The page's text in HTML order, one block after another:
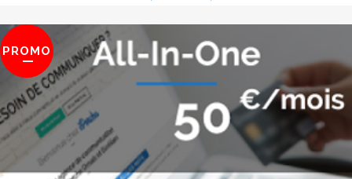
PROMO